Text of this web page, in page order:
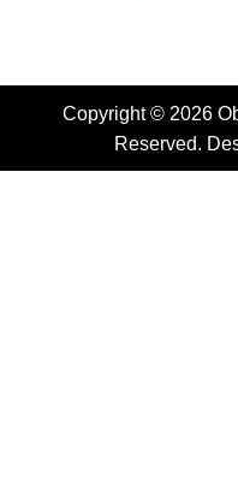
Copyright © 2026
Reserved.